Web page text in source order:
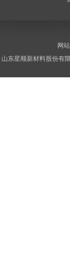
网
山东星顺新材料股份有